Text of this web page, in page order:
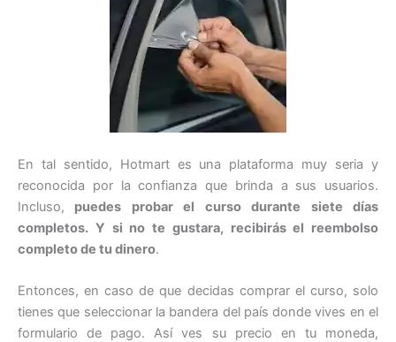
En tal sentido, Hotmart es una plataforma muy seria y
reconocida por la confianza que brinda a sus usuarios.
Incluso, puedes probar el curso durante siete días
completos. Y si no te gustara, recibirás el reembolso
completo de tu dinero.
Entonces, en caso de que decidas comprar el curso, solo
tienes que seleccionar la bandera del país donde vives en el
formulario de pago. Así ves su precio en tu moneda,